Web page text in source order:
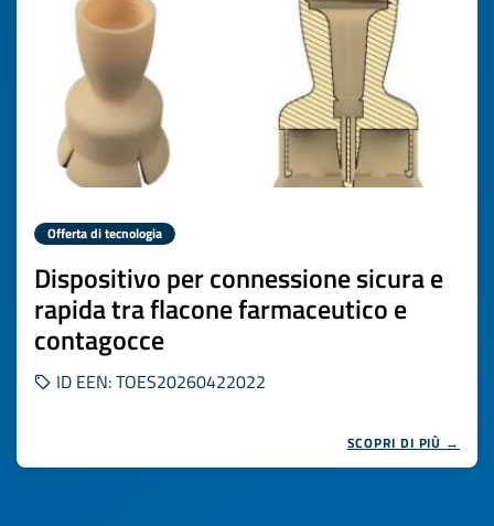
Offerta di tecnologia
Dispositivo per connessione sicura e
rapida tra flacone farmaceutico e
contagocce
ID EEN: TOES20260422022
SCOPRI DI PIÙ →